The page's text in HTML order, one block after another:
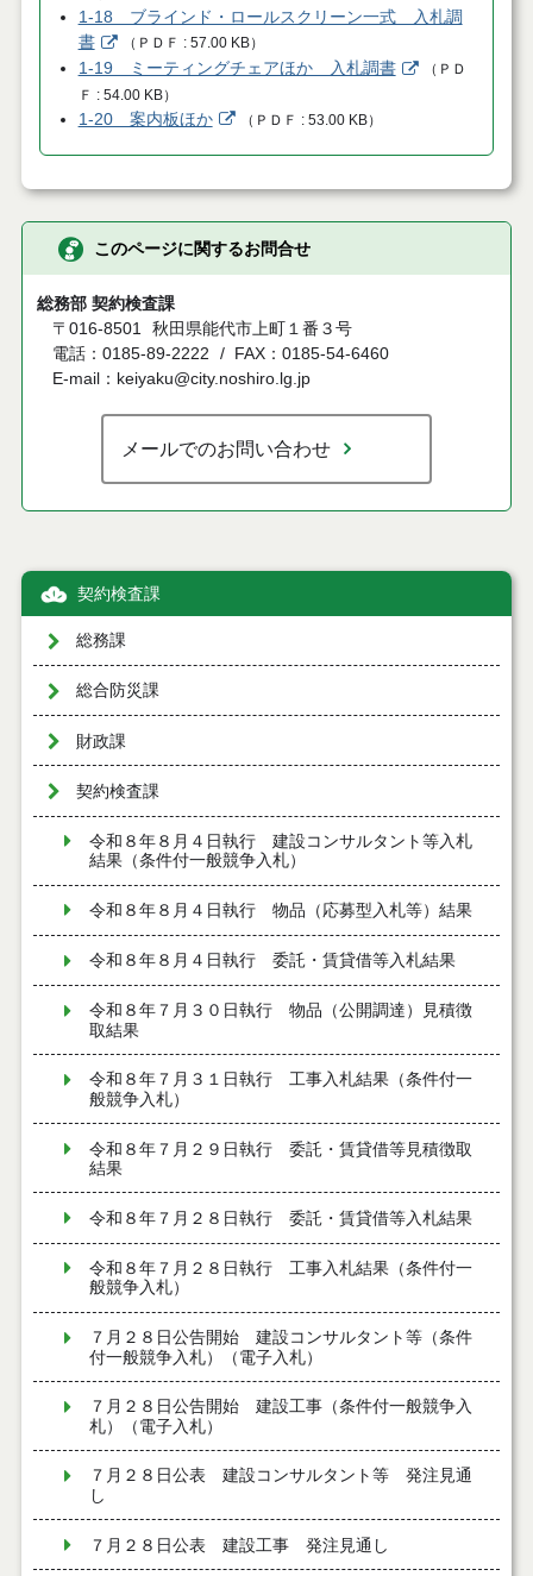
1-18 ブラインド・ロールスクリーン一式 入札調
書
（ ＰＤＦ 57.00 KB）
1-19 ミーティングチェアほか 入札調書 （ ＰＤ
Ｆ
54.00 KB）
1-20 案内板ほか （ ＰＤＦ 53.00 KB）
このページに関するお問合せ
総務部 契約検査課
〒016-8501
秋田県能代市上町１番３号
電話：0185-89-2222
FAX：0185-54-6460
E-mail：keiyaku@city.noshiro.lg.jp
メールでのお問い合わせ
契約検査課
総務課
総合防災課
財政課
契約検査課
令和８年８月４日執行 建設コンサルタント等入札
結果（条件付一般競争入札）
令和８年８月４日執行 物品（応募型入札等）結果
令和８年８月４日執行 委託・賃貸借等入札結果
令和８年７月３０日執行 物品（公開調達）見積徴
取結果
令和８年７月３１日執行 工事入札結果（条件付一
般競争入札）
令和８年７月２９日執行 委託・賃貸借等見積徴取
結果
令和８年７月２８日執行 委託・賃貸借等入札結果
令和８年７月２８日執行 工事入札結果（条件付一
般競争入札）
７月２８日公告開始 建設コンサルタント等（条件
付一般競争入札）（電子入札）
７月２８日公告開始 建設工事（条件付一般競争入
札）（電子入札）
７月２８日公表 建設コンサルタント等 発注見通
し
７月２８日公表 建設工事 発注見通し